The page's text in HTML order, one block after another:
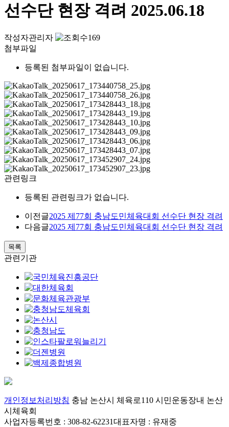
선수단 현장 격려 2025.06.18
작성자관리자
169
첨부파일
등록된 첨부파일이 없습니다.
관련링크
등록된 관련링크가 없습니다.
이전글2025 제77회 충남도민체육대회 선수단 현장 격려
다음글2025 제77회 충남도민체육대회 선수단 현장 격려
목록
관련기관
개인정보처리방침 충남 논산시 체육로110 시민운동장내 논산
시체육회
사업자등록번호 : 308-82-62231대표자명 : 유재중